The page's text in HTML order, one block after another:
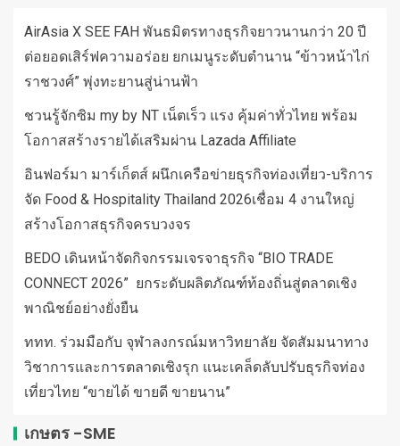
AirAsia X SEE FAH พันธมิตรทางธุรกิจยาวนานกว่า 20 ปี
ต่อยอดเสิร์ฟความอร่อย ยกเมนูระดับตำนาน “ข้าวหน้าไก่
ราชวงศ์” พุ่งทะยานสู่น่านฟ้า
ชวนรู้จักซิม my by NT เน็ตเร็ว แรง คุ้มค่าทั่วไทย พร้อม
โอกาสสร้างรายได้เสริมผ่าน Lazada Affiliate
อินฟอร์มา มาร์เก็ตส์ ผนึกเครือข่ายธุรกิจท่องเที่ยว-บริการ
จัด Food & Hospitality Thailand 2026เชื่อม 4 งานใหญ่
สร้างโอกาสธุรกิจครบวงจร
BEDO เดินหน้าจัดกิจกรรมเจรจาธุรกิจ “BIO TRADE
CONNECT 2026” ยกระดับผลิตภัณฑ์ท้องถิ่นสู่ตลาดเชิง
พาณิชย์อย่างยั่งยืน
ททท. ร่วมมือกับ จุฬาลงกรณ์มหาวิทยาลัย จัดสัมมนาทาง
วิชาการและการตลาดเชิงรุก แนะเคล็ดลับปรับธุรกิจท่อง
เที่ยวไทย “ขายได้ ขายดี ขายนาน”
เกษตร -SME